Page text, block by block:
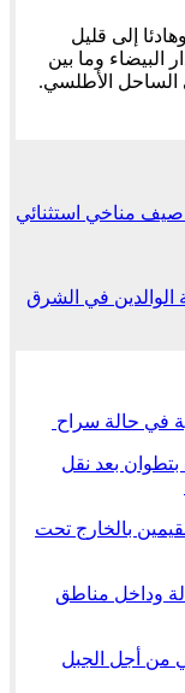
إلى قليل
البيضاء وما بين
الساحل الأطلسي.
صيف مناخي استثنائي
في الشرق
في حالة سراح
بعد نقل
بالخارج تحت
وداخل مناطق
المدني من أجل الجبل